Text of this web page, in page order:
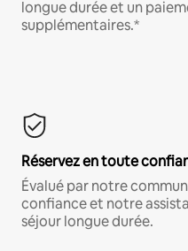
longue durée et un
supplémentaires.*
Réservez en toute
Évalué par notre
confiance et notre
séjour longue durée.